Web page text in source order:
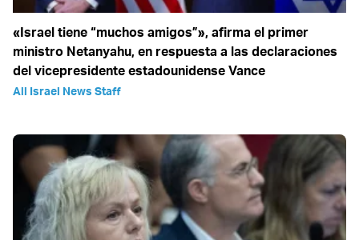
«Israel tiene “muchos amigos”», afirma el primer
ministro Netanyahu, en respuesta a las declaraciones
del vicepresidente estadounidense Vance
All Israel News Staff